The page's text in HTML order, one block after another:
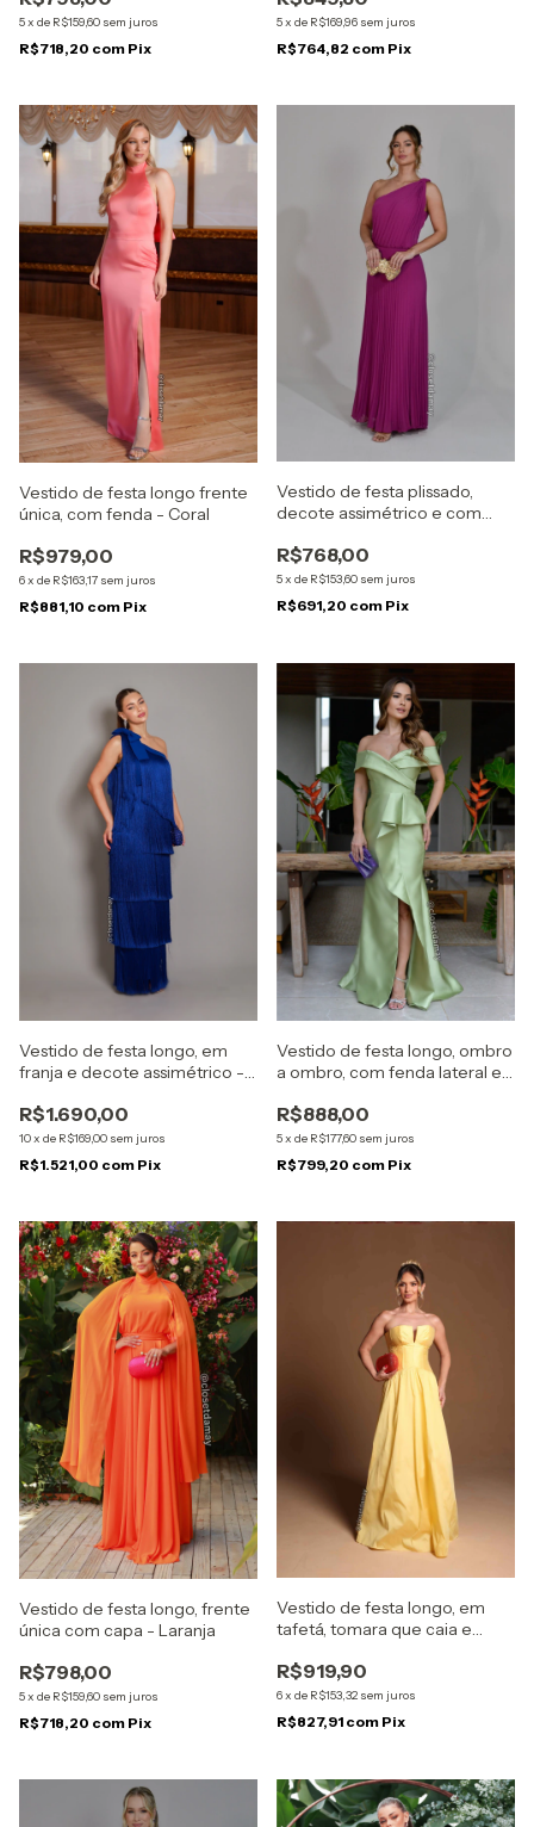
5x de R$159,60 sem juros
R$718,20 com Pix
5x de R$169,96 sem juros
R$764,82 com Pix
Vestido de festa longo frente
única, com fenda - Coral
R$979,00
6x de R$163,17 sem juros
R$881,10 com Pix
Vestido de festa plissado,
decote assimétrico e com
R$768,00
5x de R$153,60 sem juros
R$691,20 com Pix
Vestido de festa longo, em
franja e decote assimétrico -
R$1.690,00
10x de R$169,00 sem juros
R$1.521,00 com Pix
Vestido de festa longo, ombro
a ombro, com fenda lateral e
Pistache
R$888,00
5x de R$177,60 sem juros
R$799,20 com Pix
Vestido de festa longo, frente
única com capa - Laranja
R$798,00
5x de R$159,60 sem juros
R$718,20 com Pix
Vestido de festa longo, em
tafetá, tomara que caia e
R$919,90
6x de R$153,32 sem juros
R$827,91 com Pix